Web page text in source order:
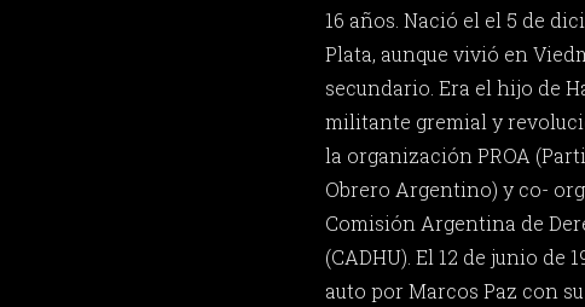
16 años. Nació el el 5 de
Plata, aunque vivió en
secundario. Era el hijo de
militante gremial y
la organización PROA
Obrero Argentino) y co-
Comisión Argentina de
(CADHU). El 12 de junio de
auto por Marcos Paz con